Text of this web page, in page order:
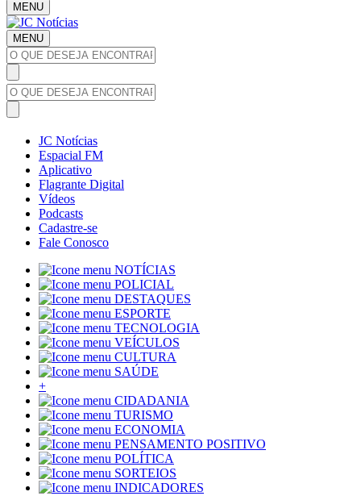
MENU
MENU
JC Notícias
Espacial FM
Aplicativo
Flagrante Digital
Vídeos
Podcasts
Cadastre-se
Fale Conosco
NOTÍCIAS
POLICIAL
DESTAQUES
ESPORTE
TECNOLOGIA
VEÍCULOS
CULTURA
SAÚDE
+
CIDADANIA
TURISMO
ECONOMIA
PENSAMENTO POSITIVO
POLÍTICA
SORTEIOS
INDICADORES